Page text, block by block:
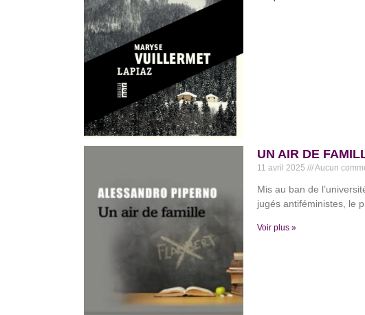
UN AIR DE
11 avril 2025 Aucun
Mis au ban de
jugés antiféministes, le
Voir plus »